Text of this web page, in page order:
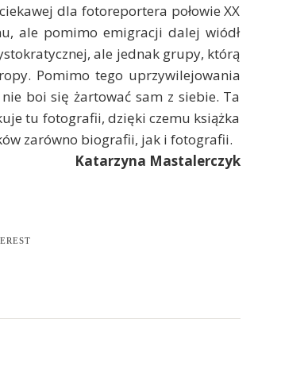
dla fotoreportera połowie XX
ale pomimo emigracji dalej wiódł
ale jednak grupy, którą
Pomimo tego uprzywilejowania
boi się żartować sam z siebie. Ta
tu fotografii, dzięki czemu książka
zarówno biografii, jak i fotografii.
Katarzyna Mastalerczyk